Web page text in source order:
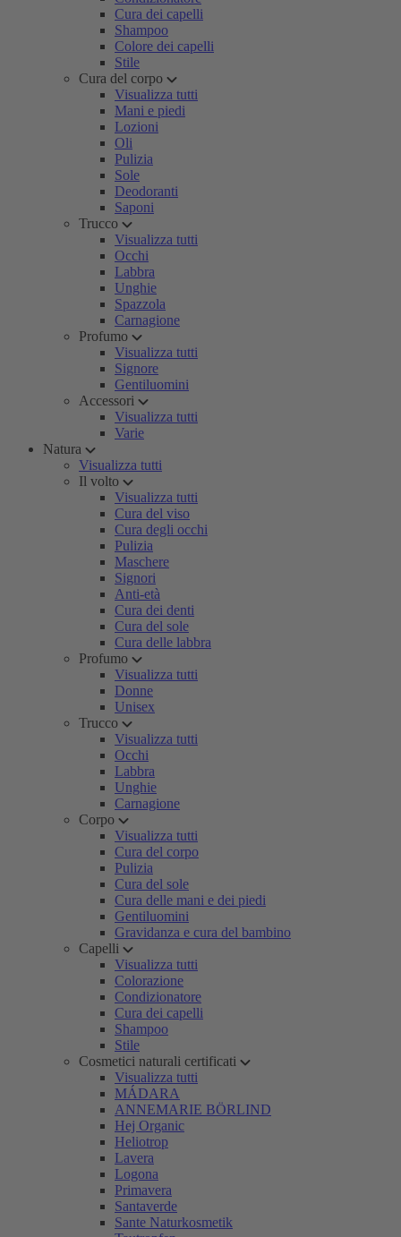
Cura dei capelli
Shampoo
Colore dei capelli
Stile
Cura del corpo
Visualizza tutti
Mani e piedi
Lozioni
Oli
Pulizia
Sole
Deodoranti
Saponi
Trucco
Visualizza tutti
Occhi
Labbra
Unghie
Spazzola
Carnagione
Profumo
Visualizza tutti
Signore
Gentiluomini
Accessori
Visualizza tutti
Varie
Natura
Visualizza tutti
Il volto
Visualizza tutti
Cura del viso
Cura degli occhi
Pulizia
Maschere
Signori
Anti-età
Cura dei denti
Cura del sole
Cura delle labbra
Profumo
Visualizza tutti
Donne
Unisex
Trucco
Visualizza tutti
Occhi
Labbra
Unghie
Carnagione
Corpo
Visualizza tutti
Cura del corpo
Pulizia
Cura del sole
Cura delle mani e dei piedi
Gentiluomini
Gravidanza e cura del bambino
Capelli
Visualizza tutti
Colorazione
Condizionatore
Cura dei capelli
Shampoo
Stile
Cosmetici naturali certificati
Visualizza tutti
MÁDARA
ANNEMARIE BÖRLIND
Hej Organic
Heliotrop
Lavera
Logona
Primavera
Santaverde
Sante Naturkosmetik